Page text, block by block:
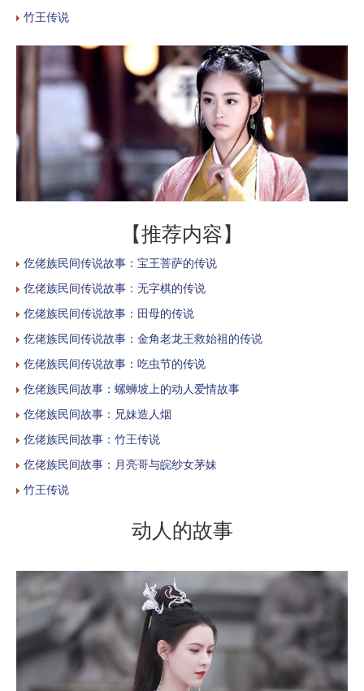
竹王传说
【推荐内容】
仡佬族民间传说故事：宝王菩萨的传说
仡佬族民间传说故事：无字棋的传说
仡佬族民间传说故事：田母的传说
仡佬族民间传说故事：金角老龙王救始祖的传说
仡佬族民间传说故事：吃虫节的传说
仡佬族民间故事：螺蛳坡上的动人爱情故事
仡佬族民间故事：兄妹造人烟
仡佬族民间故事：竹王传说
仡佬族民间故事：月亮哥与皖纱女茅妹
竹王传说
动人的故事